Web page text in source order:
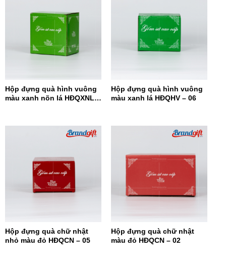
Hộp đựng quà hình vuông
màu xanh nõn lá HĐQXNL –
Hộp đựng quà hình vuông
màu xanh lá HĐQHV – 06
Hộp đựng quà chữ nhật
nhỏ màu đỏ HĐQCN – 05
Hộp đựng quà chữ nhật
màu đỏ HĐQCN – 02